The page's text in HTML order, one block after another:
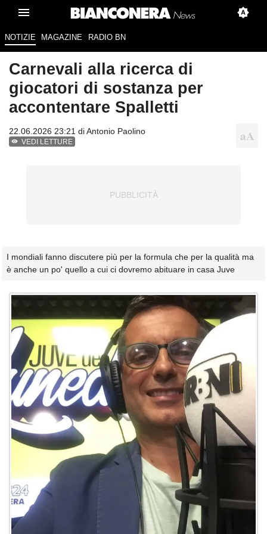
NOTIZIE MAGAZINE RADIO BN
Carnevali alla ricerca di
giocatori di sostanza per
accontentare Spalletti
22.06.2026 23:21 diAntonio Paolino
VEDI LETTURE
I mondiali fanno discutere più per la formula che per la qualità ma
è anche un po' quello a cui ci dovremo abituare in casa Juve